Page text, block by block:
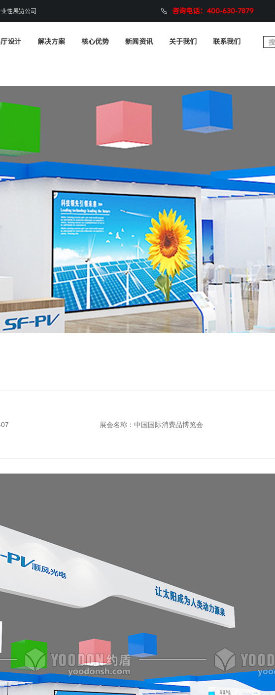
性展览公司 咨询电话：400-630-7879
设计 解决方案 核心优势 新闻资讯 关于我们 联系我们
展会名称：中国国际消费品博览会